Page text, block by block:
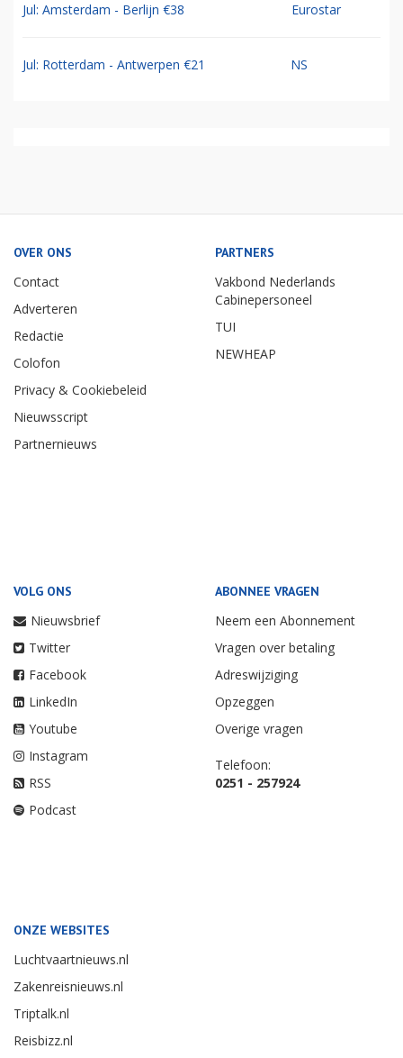
Jul: Amsterdam - Berlijn €38 Eurostar
Jul: Rotterdam - Antwerpen €21 NS
OVER ONS
Contact
Adverteren
Redactie
Colofon
Privacy & Cookiebeleid
Nieuwsscript
Partnernieuws
PARTNERS
Vakbond Nederlands
Cabinepersoneel
TUI
NEWHEAP
VOLG ONS
Nieuwsbrief
Twitter
Facebook
LinkedIn
Youtube
Instagram
RSS
Podcast
ABONNEE VRAGEN
Neem een Abonnement
Vragen over betaling
Adreswijziging
Opzeggen
Overige vragen
Telefoon:
0251 - 257924
ONZE WEBSITES
Luchtvaartnieuws.nl
Zakenreisnieuws.nl
Triptalk.nl
Reisbizz.nl